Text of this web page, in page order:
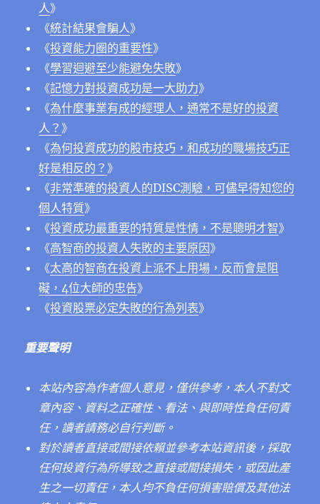
人》
《統計結果會騙人》
《投資能力圈的重要性》
《學習迴避至少能避免失敗》
《記憶力對投資成功是一大助力》
《為什麼事業有成的經理人，通常不是好的投資
人？》
《為何投資成功的股市技巧，和成功的職場技巧正
好是相反的？》
《非常準確的投資人的DISC測驗，可儘早得知您的
個人特質》
《投資成功最重要的特質是性情，不是聰明才智》
《高智商的投資人失敗的主要原因》
《太高的智商在投資上派不上用場，反而會是阻
礙，4位大師的忠告》
《投資股票必定失敗的行為列表》
重要聲明
本站內容為作者個人意見，僅供參考，本人不對文
章內容、資料之正確性、看法、與即時性負任何責
任，讀者請務必自行判斷。
對於讀者直接或間接依賴並參考本站資訊後，採取
任何投資行為所導致之直接或間接損失，或因此產
生之一切責任，本人均不負任何損害賠償及其他法